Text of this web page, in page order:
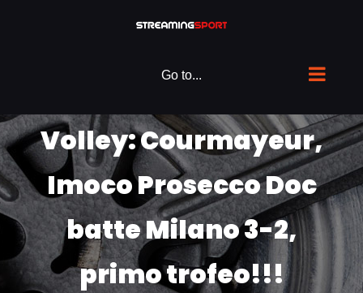
Go to...
Volley: Courmayeur,
Imoco Prosecco Doc
batte Milano 3-2,
primo trofeo!!!